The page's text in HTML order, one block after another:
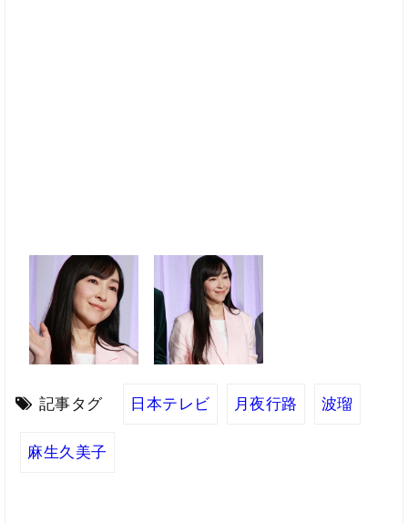
記事タグ 日本テレビ 月夜行路 波瑠
麻生久美子